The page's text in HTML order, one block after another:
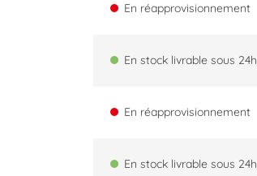
En réapprovisionnement
En stock livrable sous 24h
En réapprovisionnement
En stock livrable sous 24h